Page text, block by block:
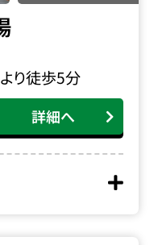
り徒歩5分
詳細へ